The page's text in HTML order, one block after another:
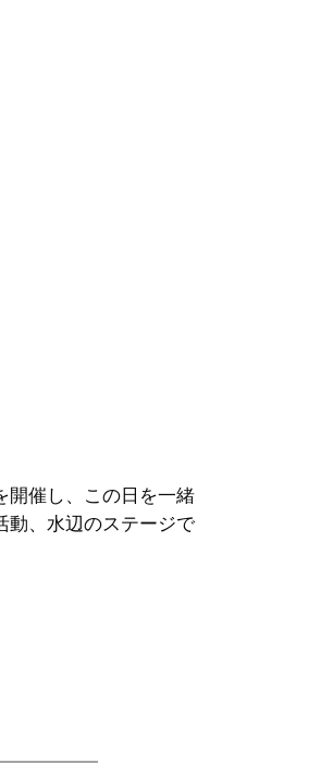
開催し、この日を一緒
動、水辺のステージで